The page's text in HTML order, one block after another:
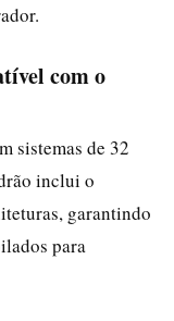
com o
sistemas de 32
inclui o
garantindo
para